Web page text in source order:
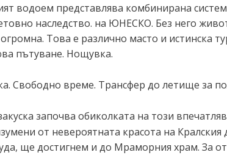
водоем представлява комбинирана
наследство. на ЮНЕСКО. Без него
Това е различно масто и истинска
пътуване. Нощувка.
Свободно време. Трансфер до летище за
започва обиколката на този
от невероятната красота на
ще достигнем и до Мраморния храм. За